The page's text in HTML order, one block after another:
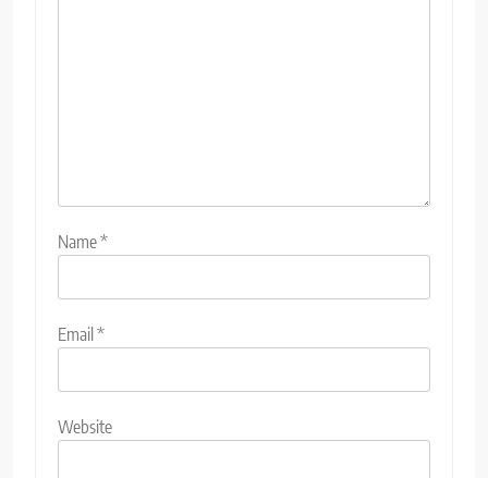
Name*
Email*
Website